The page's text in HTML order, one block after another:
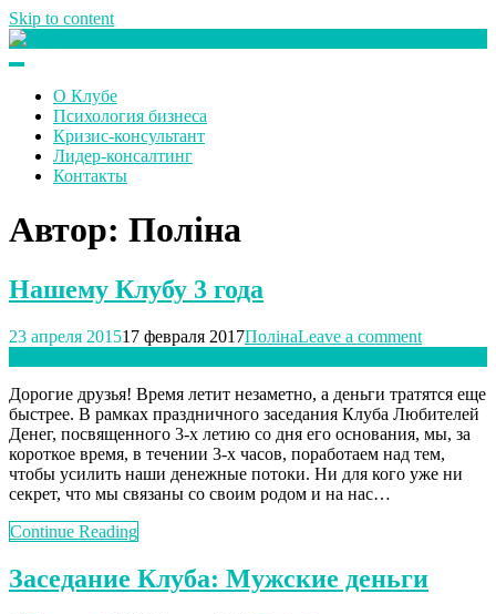
Skip to content
О Клубе
Психология бизнеса
Кризис-консультант
Лидер-консалтинг
Контакты
Автор: Поліна
Нашему Клубу 3 года
23 апреля 201517 февраля 2017ПолінаLeave a comment
Дорогие друзья! Время летит незаметно, а деньги тратятся еще
быстрее. В рамках праздничного заседания Клуба Любителей
Денег, посвященного 3-х летию со дня его основания, мы, за
короткое время, в течении 3-х часов, поработаем над тем,
чтобы усилить наши денежные потоки. Ни для кого уже ни
секрет, что мы связаны со своим родом и на нас…
Continue Reading
Заседание Клуба: Мужские деньги